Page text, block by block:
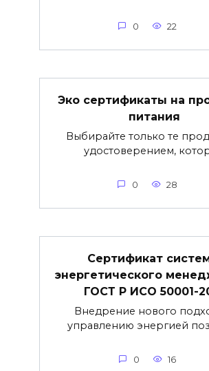
0 22
Эко сертификаты на
питания
Выбирайте только те
удостоверением,
0 28
Сертификат
энергетического
ГОСТ Р ИСО 50001-
Внедрение нового
управлению энергией
0 16